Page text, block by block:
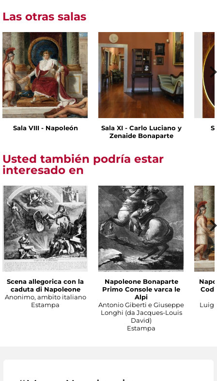
Las otras salas
Sala VIII - Napoleón
Sala XI - Carlo Luciano y
Zenaide Bonaparte
Usted también podría estar
interesado en
Scena allegorica con la
caduta di Napoleone
Anonimo, ambito italiano
Estampa
Napoleone Bonaparte
Primo Console varca le
Alpi
Antonio Giberti e Giuseppe
Longhi (da Jacques-Louis
David)
Estampa
Luigi